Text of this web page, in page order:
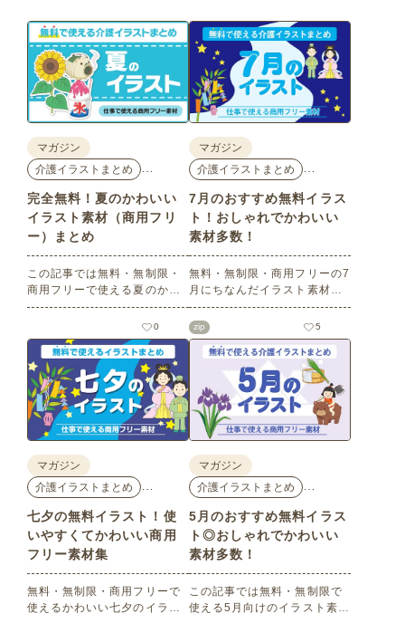
マガジン
介護イラストまとめ
完全無料！夏のかわいい
イラスト素材（商用フリ
ー）まとめ
この記事では無料・無制限・
商用フリーで使える夏のかわ
いいイラスト素材を多数ご紹
介いたします。夏の花である
ひまわりや朝顔、夏祭り、花
火、七夕など夏ならではのか
わいいイラストをご用意！ポ
スターやパンフレットなどで
使いやすいテイストなので、
ぜひご活用ください。
0
マガジン
介護イラストまとめ
7月のおすすめ無料イラス
ト！おしゃれでかわいい
素材多数！
無料・無制限・商用フリーの7
月にちなんだイラスト素材を
多数ご紹介します。どれも印
刷に適した解像度で、点数制
限なしで自由に使える素材ば
かり♪どなたでもご利用いただ
けます！ぜひご活用くださ
い。
zip 5
マガジン
介護イラストまとめ
七夕の無料イラスト！使
いやすくてかわいい商用
フリー素材集
無料・無制限・商用フリーで
使えるかわいい七夕のイラス
マガジン
介護イラストまとめ
5月のおすすめ無料イラス
ト◎おしゃれでかわいい
素材多数！
この記事では無料・無制限で
使える5月向けのイラスト素材